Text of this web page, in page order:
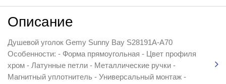
Описание
Душевой уголок Gemy Sunny Bay S28191A-A70
Особенности: - Форма прямоугольная - Цвет профиля
хром - Латунные петли - Металлические ручки -
Магнитный уплотнитель - Универсальный монтаж -